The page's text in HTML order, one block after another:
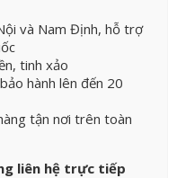
và Nam Định, hỗ trợ
tinh xảo
hành lên đến 20
tận nơi trên toàn
liên hệ trực tiếp